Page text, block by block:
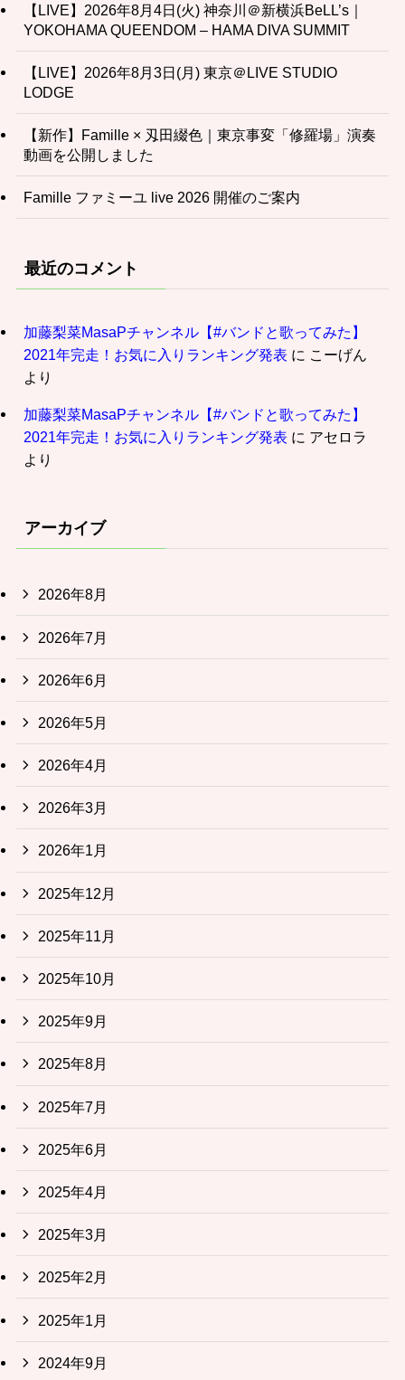
【LIVE】2026年8月4日(火) 神奈川＠新横浜BeLL’s｜
YOKOHAMA QUEENDOM – HAMA DIVA SUMMIT
【LIVE】2026年8月3日(月) 東京＠LIVE STUDIO
LODGE
【新作】Famille × 刄田綴色｜東京事変「修羅場」演奏
動画を公開しました
Famille ファミーユ live 2026 開催のご案内
最近のコメント
加藤梨菜MasaPチャンネル【#バンドと歌ってみた】
2021年完走！お気に入りランキング発表 に こーげん
より
加藤梨菜MasaPチャンネル【#バンドと歌ってみた】
2021年完走！お気に入りランキング発表 に アセロラ
より
アーカイブ
2026年8月
2026年7月
2026年6月
2026年5月
2026年4月
2026年3月
2026年1月
2025年12月
2025年11月
2025年10月
2025年9月
2025年8月
2025年7月
2025年6月
2025年4月
2025年3月
2025年2月
2025年1月
2024年9月